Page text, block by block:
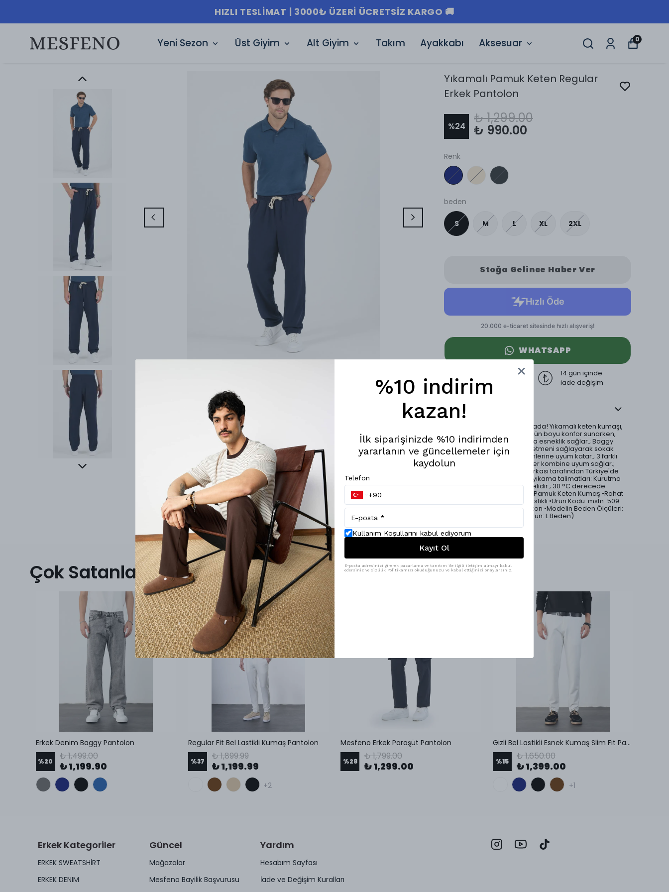
HIZLI TESLIMAT | 3000₺ ÜZERI ÜCRETSIZ KARGO 🚚
Yeni Sezon Üst Giyim Alt Giyim Takım Ayakkabı Aksesuar 0
Yıkamalı Pamuk Keten Regular
Erkek Pantolon
%24
₺ 1,299.00
₺ 990.00
Renk
beden
S M L XL 2XL
Stoğa Gelince Haber Ver
WHATSAPP
ücretsiz kargo
14 gün içinde
iade değişim
Ürün Açıklaması
Rahatlık ve doğallık bir arada! Yıkamalı keten kumaşı,
nefes alabilen yapısıyla gün boyu konfor sunarken,
beli full lastikli yapısı ekstra esneklik sağlar.; Baggy
kesimi, özgürce hareket etmeni sağlayarak sokak
modası ve casual kombinlerine uyum katar.; 3 farklı
klasik renk seçeneği ile her kombine uyum sağlar.;
•Ürünlerimiz Mesfeno markası tarafından Türkiye'de
özenle üretilmiştir.; •Ürün yıkama talimatları: Kurutma
makinesi tercih edilmemelidir.; 30 °C derecede
yıkayabilirsiniz.; •Yıkamalı Pamuk Keten Kumaş •Rahat
Regular Kesim •Beli Full Lastikli •Ürün Kodu: msfn-509
•Ürün Materyali: %100 Cotton •Modelin Beden Ölçüleri:
1.85 Boy, 75 Kilo (Görsel Ürün: L Beden)
Çok Satanlar
Erkek Denim Baggy Pantolon
%20 ₺ 1,499.00
₺ 1,199.90
Regular Fit Bel Lastikli Kumaş Pantolon
%37 ₺ 1,899.99
₺ 1,199.99
+2
Mesfeno Erkek Paraşüt Pantolon
%28 ₺ 1,799.00
₺ 1,299.00
Gizli Bel Lastikli Esnek Kumaş Slim Fit Pantolon
%15 ₺ 1,650.00
₺ 1,399.00
+1
Erkek Kategoriler
ERKEK SWEATSHİRT
ERKEK DENIM
Güncel
Mağazalar
Mesfeno Bayilik Başvurusu
Yardım
Hesabım Sayfası
İade ve Değişim Kuralları
%10 indirim
kazan!
İlk siparişinizde %10 indirimden
yararlanın ve güncellemeler için
kaydolun
Telefon
Kullanım Koşullarını kabul ediyorum
Kayıt Ol
E-posta adresinizi girerek pazarlama ve tanıtım ile ilgili iletişim almayı kabul
edersiniz ve Gizlilik Politikamızı okuduğunuzu ve kabul ettiğinizi onaylarsınız.